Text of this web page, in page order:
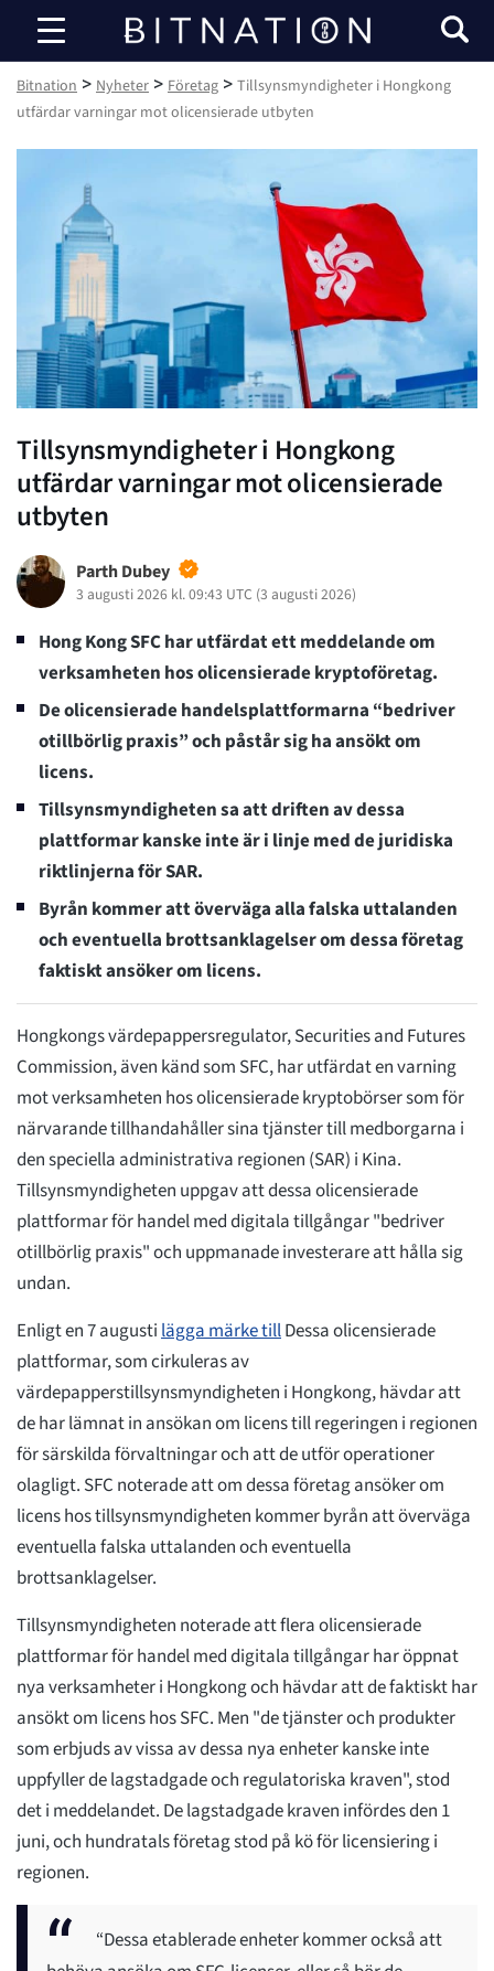
Bitnation
Bitnation > Nyheter > Företag > Tillsynsmyndigheter i Hongkong
utfärdar varningar mot olicensierade utbyten
Tillsynsmyndigheter i Hongkong
utfärdar varningar mot olicensierade
utbyten
Parth Dubey
3 augusti 2026 kl. 09:43 UTC (3 augusti 2026)
Hong Kong SFC har utfärdat ett meddelande om
verksamheten hos olicensierade kryptoföretag.
De olicensierade handelsplattformarna “bedriver
otillbörlig praxis” och påstår sig ha ansökt om
licens.
Tillsynsmyndigheten sa att driften av dessa
plattformar kanske inte är i linje med de juridiska
riktlinjerna för SAR.
Byrån kommer att överväga alla falska uttalanden
och eventuella brottsanklagelser om dessa företag
faktiskt ansöker om licens.
Hongkongs värdepappersregulator, Securities and Futures
Commission, även känd som SFC, har utfärdat en varning
mot verksamheten hos olicensierade kryptobörser som för
närvarande tillhandahåller sina tjänster till medborgarna i
den speciella administrativa regionen (SAR) i Kina.
Tillsynsmyndigheten uppgav att dessa olicensierade
plattformar för handel med digitala tillgångar "bedriver
otillbörlig praxis" och uppmanade investerare att hålla sig
undan.
Enligt en 7 augustilägga märke tillDessa olicensierade
plattformar, som cirkuleras av
värdepapperstillsynsmyndigheten i Hongkong, hävdar att
de har lämnat in ansökan om licens till regeringen i regionen
för särskilda förvaltningar och att de utför operationer
olagligt. SFC noterade att om dessa företag ansöker om
licens hos tillsynsmyndigheten kommer byrån att överväga
eventuella falska uttalanden och eventuella
brottsanklagelser.
Tillsynsmyndigheten noterade att flera olicensierade
plattformar för handel med digitala tillgångar har öppnat
nya verksamheter i Hongkong och hävdar att de faktiskt har
ansökt om licens hos SFC. Men "de tjänster och produkter
som erbjuds av vissa av dessa nya enheter kanske inte
uppfyller de lagstadgade och regulatoriska kraven", stod
det i meddelandet. De lagstadgade kraven infördes den 1
juni, och hundratals företag stod på kö för licensiering i
regionen.
“Dessa etablerade enheter kommer också att